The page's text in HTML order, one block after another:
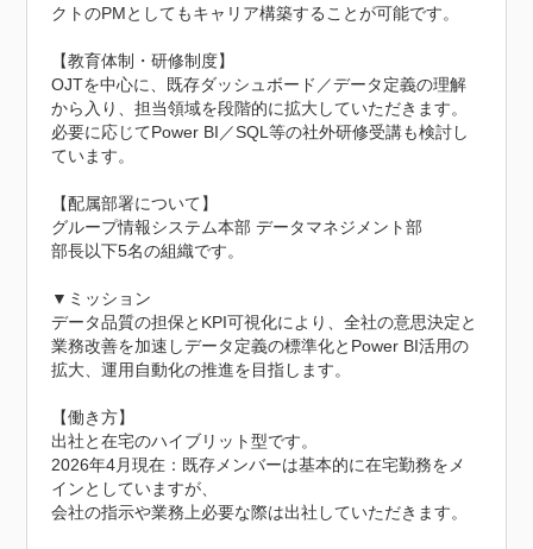
クトのPMとしてもキャリア構築することが可能です。
【教育体制・研修制度】
OJTを中心に、既存ダッシュボード／データ定義の理解
から入り、担当領域を段階的に拡大していただきます。
必要に応じてPower BI／SQL等の社外研修受講も検討し
ています。
【配属部署について】
グループ情報システム本部 データマネジメント部
部長以下5名の組織です。
▼ミッション
データ品質の担保とKPI可視化により、全社の意思決定と
業務改善を加速しデータ定義の標準化とPower BI活用の
拡大、運用自動化の推進を目指します。
【働き方】
出社と在宅のハイブリット型です。
2026年4月現在：既存メンバーは基本的に在宅勤務をメ
インとしていますが、
会社の指示や業務上必要な際は出社していただきます。